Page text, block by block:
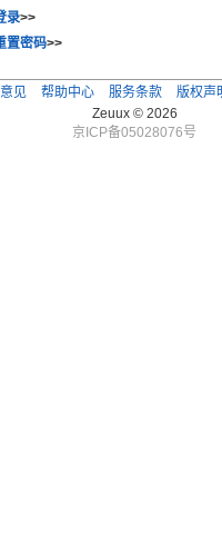
录>>
置密码>>
见 帮助中心 服务条款 版权声
Zeuux © 2026
京ICP备05028076号